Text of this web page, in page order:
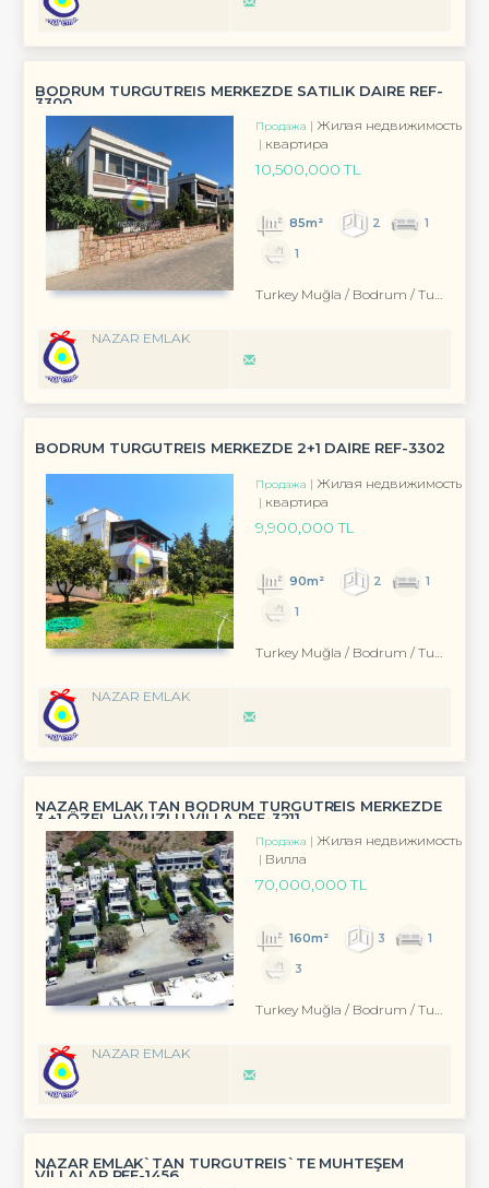
BODRUM TURGUTREIS MERKEZDE SATILIK DAIRE REF-
3300
Продажа
Жилая недвижимость
квартира
10,500,000 TL
85m² 2
1
1
Turkey Muğla / Bodrum / Turgutreis
NAZAR EMLAK
BODRUM TURGUTREİS MERKEZDE 2+1 DAİRE REF-3302
Продажа
Жилая недвижимость
квартира
9,900,000 TL
90m² 2
1
1
Turkey Muğla / Bodrum / Turgutreis
NAZAR EMLAK
NAZAR EMLAK TAN BODRUM TURGUTREİS MERKEZDE
3 +1 ÖZEL HAVUZLU VİLLA REF-3211
Продажа
Жилая недвижимость
Вилла
70,000,000 TL
160m² 3
1
3
Turkey Muğla / Bodrum / Turgutreis
NAZAR EMLAK
NAZAR EMLAK`TAN TURGUTREİS`TE MUHTEŞEM
VİLLALAR REF-1456